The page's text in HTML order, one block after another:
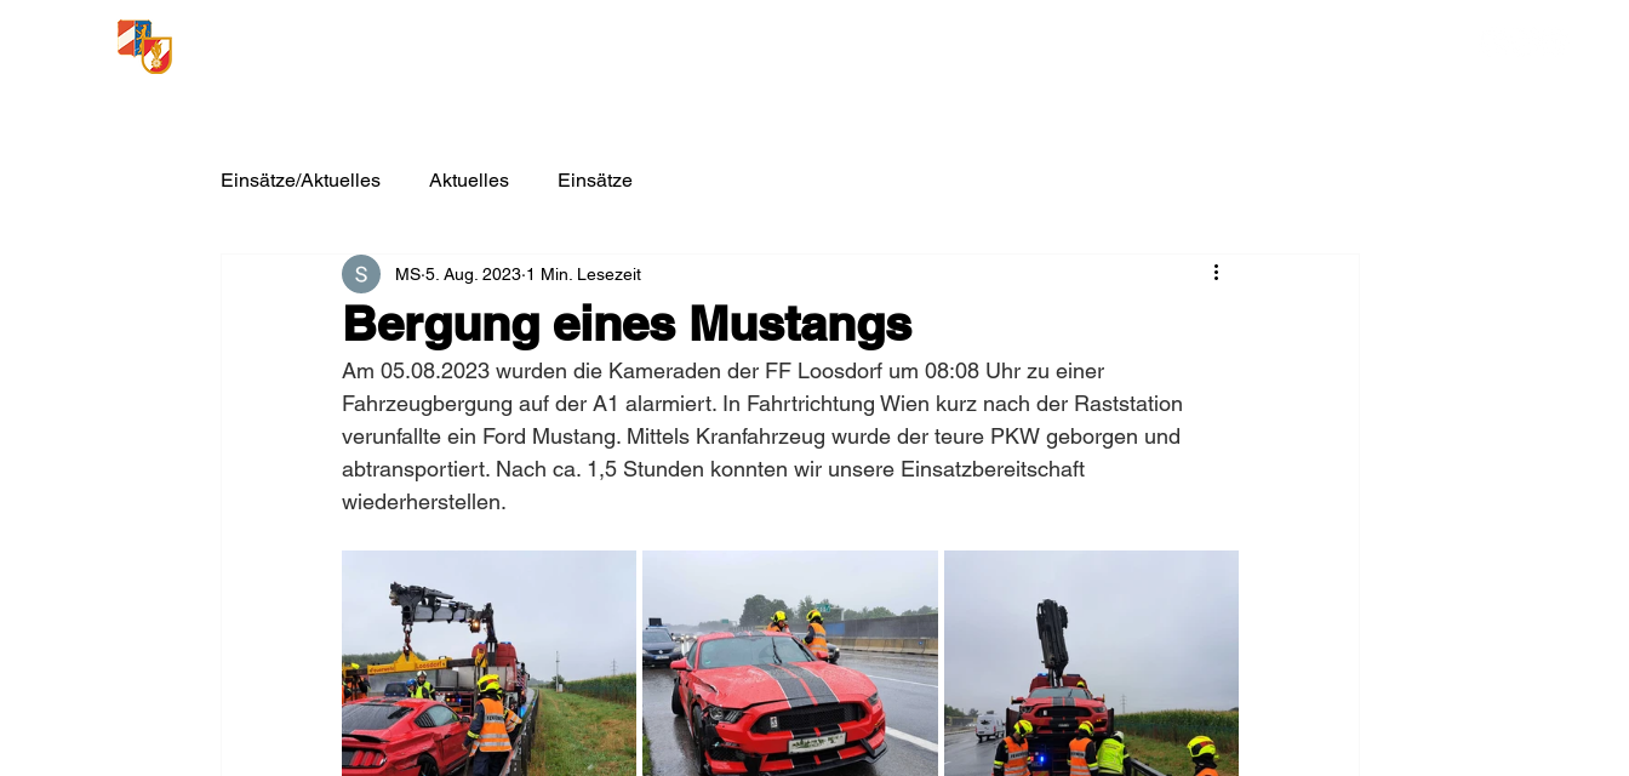
Einsätze/Aktuelles Aktuelles Einsätze
Bergung eines Mustangs
MS 5. Aug. 2023 1 Min. Lesezeit
Am 05.08.2023 wurden die Kameraden der FF Loosdorf um 08:08 Uhr zu einer
Fahrzeugbergung auf der A1 alarmiert. In Fahrtrichtung Wien kurz nach der Raststation
verunfallte ein Ford Mustang. Mittels Kranfahrzeug wurde der teure PKW geborgen und
abtransportiert. Nach ca. 1,5 Stunden konnten wir unsere Einsatzbereitschaft
wiederherstellen.